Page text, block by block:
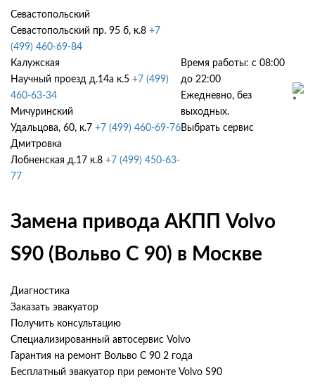
Севастопольский
Севастопольский пр. 95 б, к.8 +7
(499) 460-69-84
Калужская
Научный проезд д.14а к.5 +7 (499)
460-63-34
Мичуринский
Удальцова, 60, к.7 +7 (499) 460-69-76
Дмитровка
Лобненская д.17 к.8 +7 (499) 450-63-
77
Время работы: с 08:00
до 22:00
Ежедневно, без
выходных.
Выбрать сервис
Замена привода АКПП Volvo
S90 (Вольво С 90) в Москве
Диагностика
Заказать эвакуатор
Получить консультацию
Специализированный автосервис Volvo
Гарантия на ремонт Вольво С 90 2 года
Бесплатный эвакуатор при ремонте Volvo S90